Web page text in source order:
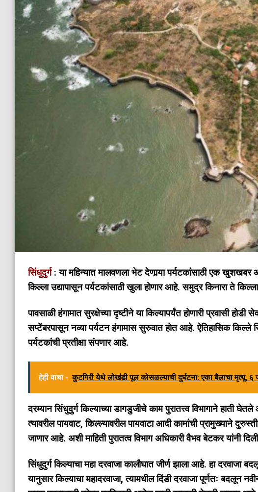
सिंधुदुर्ग: या महिन्यात मालवणला भेट देणार्‍या पर्यटकांसाठी एक
किल्ला उद्यापासून पर्यटकांसाठी खुला होणार आहे. समुद्र किनारा ते
पावसाळी हंगामात सुरक्षेच्या दृष्टीने या किल्यापर्यंत होणारी प्रवासी
सप्टेंबरपासून नव्या पर्यटन हंगामास सुरुवात होत आहे. ऐतिहासिक किल्ले
पर्यटकांची प्रतीक्षा संपणार आहे.
हेही वाचा - कुटगिरी येथे लोखंडी पूल कोसळल्याची दुर्घटना: एका बैलाचा मृत्यू, ६
दरम्यान सिंधुदुर्ग किल्याच्या डागडुजीचे काम पुरातत्त्व विभागाने हाती
त्यावरील पायवाट, किल्ल्यावरील पायवाटा आदी कामांची प्रामुख्याने
जाणार आहे. अशी माहिती पुरातत्व विभाग अधिकारी वैभव बेटकर यांनी
सिंधुदुर्ग किल्याचा महा दरवाजा कालौघात जीर्ण झाला आहे. हा दरवाजा
यानुसार किल्याचा महादरवाजा, त्यामधील दिंडी दरवाजा पूर्णतः बदलून